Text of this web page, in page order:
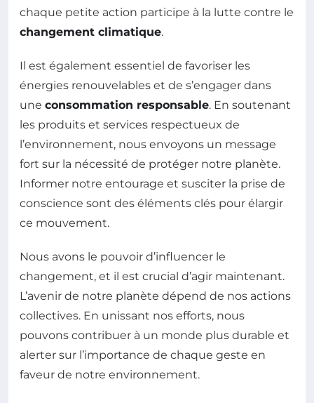
chaque petite action participe à la lutte contre le
changement climatique.
Il est également essentiel de favoriser les
énergies renouvelables et de s’engager dans
une consommation responsable. En soutenant
les produits et services respectueux de
l’environnement, nous envoyons un message
fort sur la nécessité de protéger notre planète.
Informer notre entourage et susciter la prise de
conscience sont des éléments clés pour élargir
ce mouvement.
Nous avons le pouvoir d’influencer le
changement, et il est crucial d’agir maintenant.
L’avenir de notre planète dépend de nos actions
collectives. En unissant nos efforts, nous
pouvons contribuer à un monde plus durable et
alerter sur l’importance de chaque geste en
faveur de notre environnement.